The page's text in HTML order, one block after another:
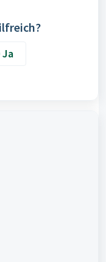
Ja